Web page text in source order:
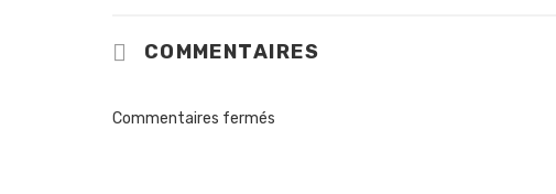
COMMENTAIRES
Commentaires fermés